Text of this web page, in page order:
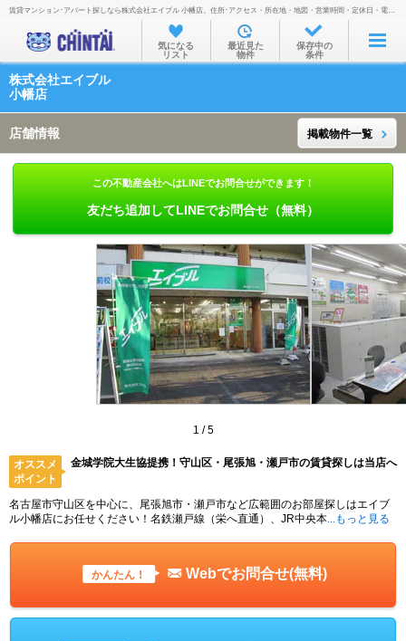
お部屋を探す
沿線・駅から
通勤通学時間から
物件特集から
TOP
賃貸マンション･アパート探しなら株式会社エイブル 小幡店。住所･アクセス・所在地・地図・営業時間・定休日・電話番号などを掲載。
気になる
リスト
最近見た
物件
保存中の
条件
株式会社エイブル
小幡店
店舗情報 掲載物件一覧
この不動産会社へはLINEでお問合せができます！
友だち追加してLINEでお問合せ（無料）
1 /5
オススメ
ポイント
金城学院大生協提携！守山区・尾張旭・瀬戸市の賃貸探しは当店へ
名古屋市守山区を中心に、尾張旭市・瀬戸市など広範囲のお部屋探しはエイブ
ル小幡店にお任せください！名鉄瀬戸線（栄へ直通）、JR中央本 ...もっと見る
かんたん！ Webでお問合せ(無料)